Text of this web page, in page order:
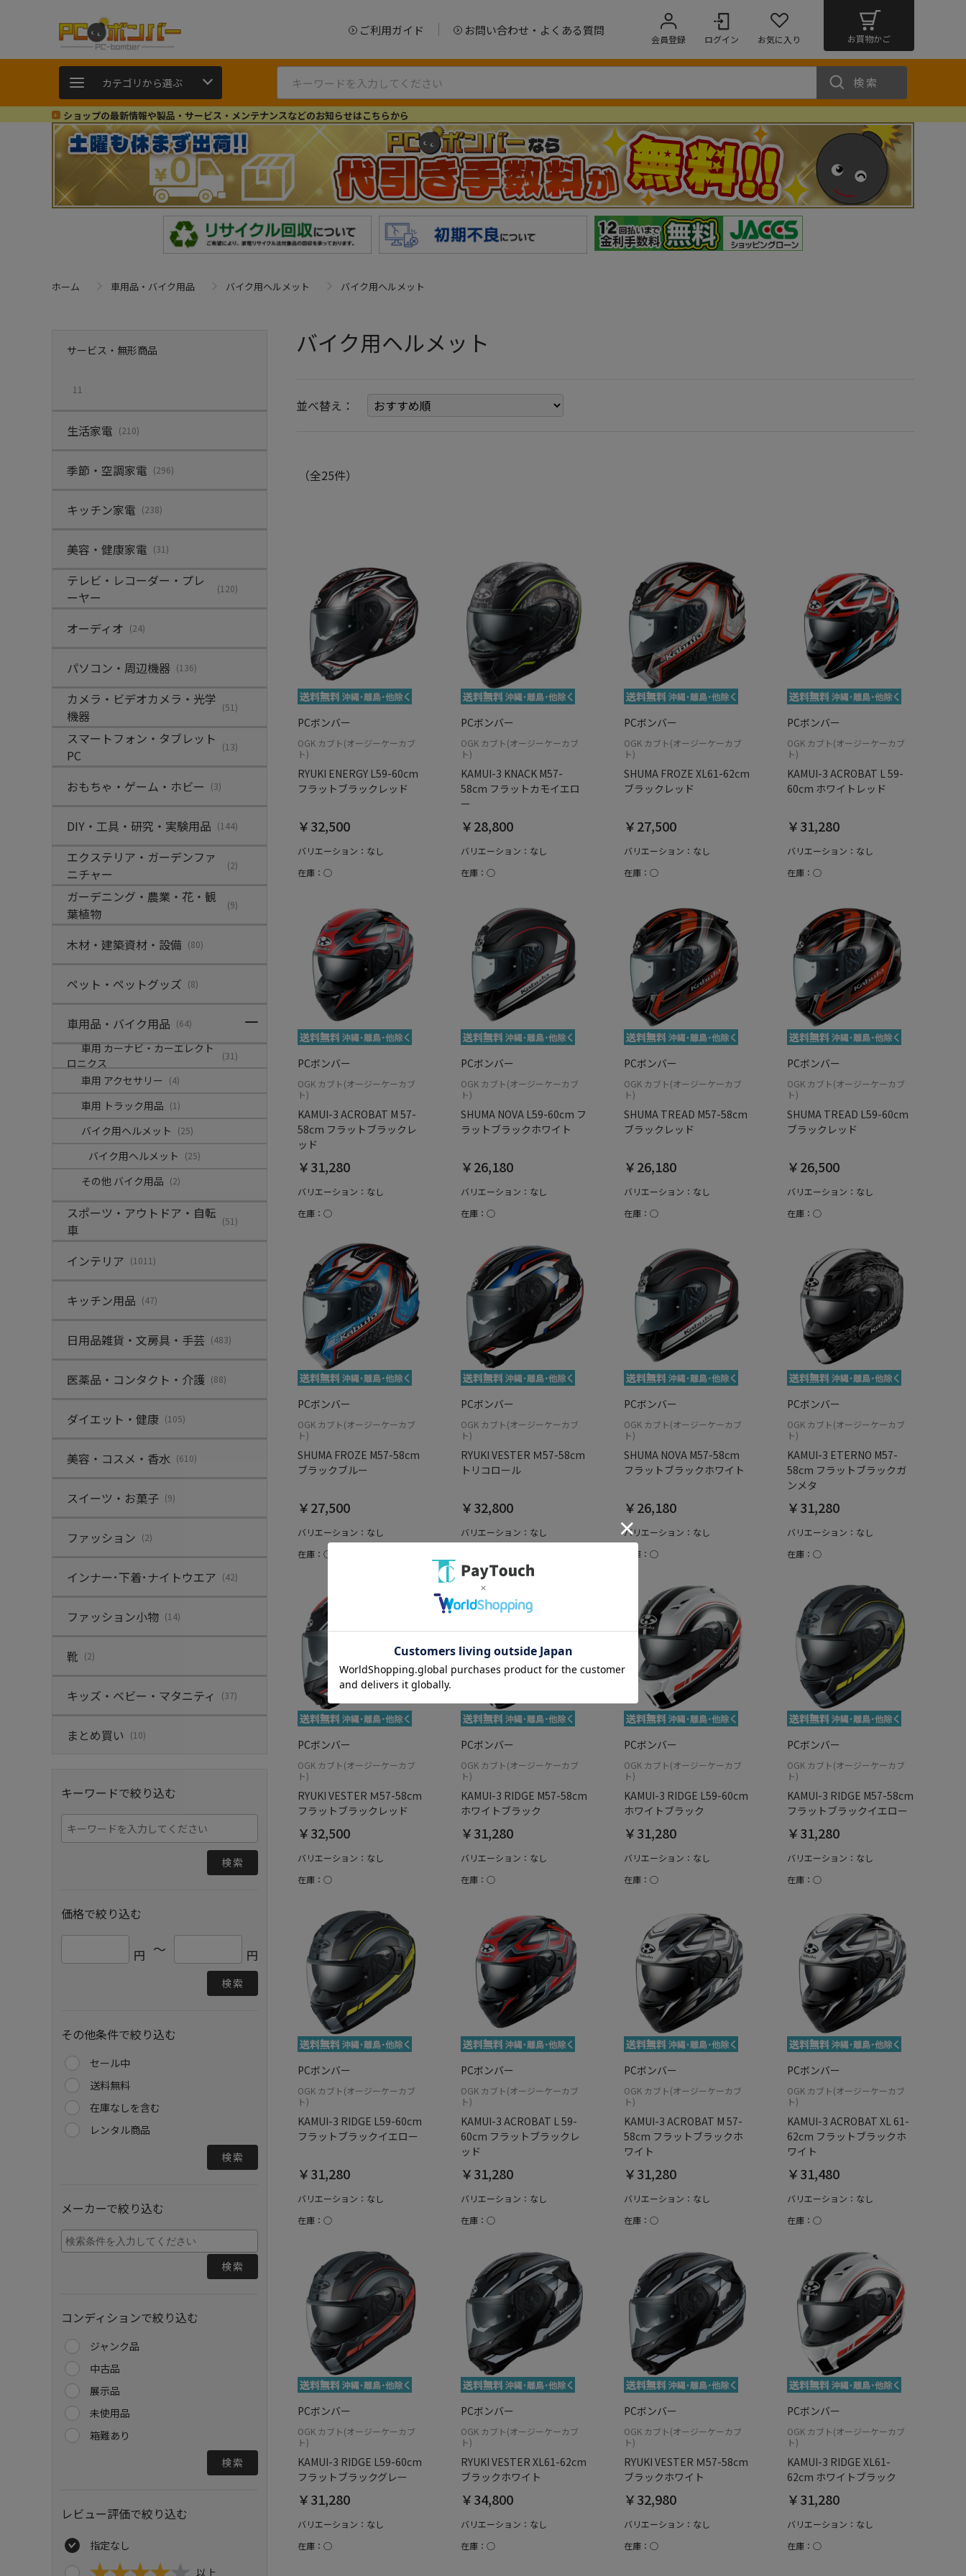
ご利用ガイド お問い合わせ・よくある質問
会員登録 ログイン お気に入り お買物かご
カテゴリから選ぶ 検索
ショップの最新情報や製品・サービス・メンテナンスなどのお知らせはこちらから
ホーム 車用品・バイク用品 バイク用ヘルメット バイク用ヘルメット
サービス・無形商品
11
生活家電 (210)
季節・空調家電 (296)
キッチン家電 (238)
美容・健康家電 (31)
テレビ・レコーダー・プレ
ーヤー
(120)
オーディオ (24)
パソコン・周辺機器 (136)
カメラ・ビデオカメラ・光学
機器
(51)
スマートフォン・タブレット
PC
(13)
おもちゃ・ゲーム・ホビー (3)
DIY・工具・研究・実験用品 (144)
エクステリア・ガーデンファ
ニチャー
(2)
ガーデニング・農業・花・観
葉植物
(9)
木材・建築資材・設備 (80)
ペット・ペットグッズ (8)
車用品・バイク用品 (64)
車用 カーナビ・カーエレクト
ロニクス
(31)
車用 アクセサリー (4)
車用 トラック用品 (1)
バイク用ヘルメット (25)
バイク用ヘルメット (25)
その他 バイク用品 (2)
スポーツ・アウトドア・自転
車
(51)
インテリア (1011)
キッチン用品 (47)
日用品雑貨・文房具・手芸 (483)
医薬品・コンタクト・介護 (88)
ダイエット・健康 (105)
美容・コスメ・香水 (610)
スイーツ・お菓子 (9)
ファッション (2)
インナー･下着･ナイトウエア (42)
ファッション小物 (14)
靴 (2)
キッズ・ベビー・マタニティ (37)
まとめ買い (10)
キーワードで絞り込む
検索
価格で絞り込む
円 ～ 円
検索
その他条件で絞り込む
セール中
送料無料
在庫なしを含む
レンタル商品
検索
メーカーで絞り込む
検索
コンディションで絞り込む
ジャンク品
中古品
展示品
未使用品
箱難あり
検索
レビュー評価で絞り込む
指定なし
以上
バイク用ヘルメット
並べ替え：
（全25件）
PCボンバー
OGK カブト(オージーケーカブ
ト)
RYUKI ENERGY L59-60cm
フラットブラックレッド
￥32,500
バリエーション：なし
在庫：○
PCボンバー
OGK カブト(オージーケーカブ
ト)
KAMUI-3 KNACK M57-
58cm フラットカモイエロ
ー
￥28,800
バリエーション：なし
在庫：○
PCボンバー
OGK カブト(オージーケーカブ
ト)
SHUMA FROZE XL61-62cm
ブラックレッド
￥27,500
バリエーション：なし
在庫：○
PCボンバー
OGK カブト(オージーケーカブ
ト)
KAMUI-3 ACROBAT L 59-
60cm ホワイトレッド
￥31,280
バリエーション：なし
在庫：○
PCボンバー
OGK カブト(オージーケーカブ
ト)
KAMUI-3 ACROBAT M 57-
58cm フラットブラックレ
ッド
￥31,280
バリエーション：なし
在庫：○
PCボンバー
OGK カブト(オージーケーカブ
ト)
SHUMA NOVA L59-60cm フ
ラットブラックホワイト
￥26,180
バリエーション：なし
在庫：○
PCボンバー
OGK カブト(オージーケーカブ
ト)
SHUMA TREAD M57-58cm
ブラックレッド
￥26,180
バリエーション：なし
在庫：○
PCボンバー
OGK カブト(オージーケーカブ
ト)
SHUMA TREAD L59-60cm
ブラックレッド
￥26,500
バリエーション：なし
在庫：○
PCボンバー
OGK カブト(オージーケーカブ
ト)
SHUMA FROZE M57-58cm
ブラックブルー
￥27,500
バリエーション：なし
在庫：○
PCボンバー
OGK カブト(オージーケーカブ
ト)
RYUKI VESTER Ｍ57-58cm
トリコロール
￥32,800
バリエーション：なし
PCボンバー
OGK カブト(オージーケーカブ
ト)
SHUMA NOVA M57-58cm
フラットブラックホワイト
￥26,180
バリエーション：なし
在庫：○
PCボンバー
OGK カブト(オージーケーカブ
ト)
KAMUI-3 ETERNO M57-
58cm フラットブラックガ
ンメタ
￥31,280
バリエーション：なし
在庫：○
PCボンバー
OGK カブト(オージーケーカブ
ト)
RYUKI VESTER Ｍ57-58cm
フラットブラックレッド
￥32,500
バリエーション：なし
在庫：○
PCボンバー
OGK カブト(オージーケーカブ
ト)
KAMUI-3 RIDGE M57-58cm
ホワイトブラック
￥31,280
バリエーション：なし
在庫：○
PCボンバー
OGK カブト(オージーケーカブ
ト)
KAMUI-3 RIDGE L59-60cm
ホワイトブラック
￥31,280
バリエーション：なし
在庫：○
PCボンバー
OGK カブト(オージーケーカブ
ト)
KAMUI-3 RIDGE M57-58cm
フラットブラックイエロー
￥31,280
バリエーション：なし
在庫：○
PCボンバー
OGK カブト(オージーケーカブ
ト)
KAMUI-3 RIDGE L59-60cm
フラットブラックイエロー
￥31,280
バリエーション：なし
在庫：○
PCボンバー
OGK カブト(オージーケーカブ
ト)
KAMUI-3 ACROBAT L 59-
60cm フラットブラックレ
ッド
￥31,280
バリエーション：なし
在庫：○
PCボンバー
OGK カブト(オージーケーカブ
ト)
KAMUI-3 ACROBAT M 57-
58cm フラットブラックホ
ワイト
￥31,280
バリエーション：なし
在庫：○
PCボンバー
OGK カブト(オージーケーカブ
ト)
KAMUI-3 ACROBAT XL 61-
62cm フラットブラックホ
ワイト
￥31,480
バリエーション：なし
在庫：○
PCボンバー
OGK カブト(オージーケーカブ
ト)
KAMUI-3 RIDGE L59-60cm
フラットブラックグレー
￥31,280
バリエーション：なし
在庫：○
PCボンバー
OGK カブト(オージーケーカブ
ト)
RYUKI VESTER XL61-62cm
ブラックホワイト
￥34,800
バリエーション：なし
在庫：○
PCボンバー
OGK カブト(オージーケーカブ
ト)
RYUKI VESTER Ｍ57-58cm
ブラックホワイト
￥32,980
バリエーション：なし
在庫：○
PCボンバー
OGK カブト(オージーケーカブ
ト)
KAMUI-3 RIDGE XL61-
62cm ホワイトブラック
￥31,280
バリエーション：なし
在庫：○